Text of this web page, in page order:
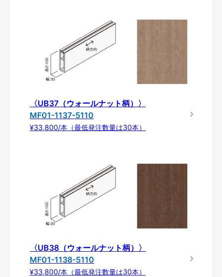
〈UB37（ウォールナット柄）〉
MF01-1137-5110
¥33,800/本（最低発注数量は30本）
〈UB38（ウォールナット柄）〉
MF01-1138-5110
¥33,800/本（最低発注数量は30本）